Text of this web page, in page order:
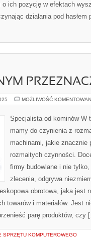
o ich pozycję w efektach
działania pod hasłem
MOŻLIWOŚĆ
Specjalista od kominów W
mamy do czynienia z
machinami, jakie znacznie
rozmaitych czynności.
firmy budowlane i nie
zlecenia, odgrywa
obrotowa, jaka jest
towarów i materiałów. Jest
parę produktów, czy
SPRZĘTU KOMPUTEROWEGO